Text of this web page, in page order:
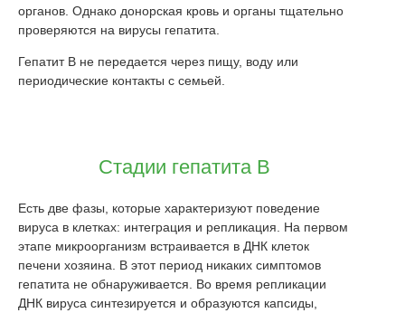
органов. Однако донорская кровь и органы тщательно
проверяются на вирусы гепатита.
Гепатит B не передается через пищу, воду или
периодические контакты с семьей.
Стадии гепатита В
Есть две фазы, которые характеризуют поведение
вируса в клетках: интеграция и репликация. На первом
этапе микроорганизм встраивается в ДНК клеток
печени хозяина. В этот период никаких симптомов
гепатита не обнаруживается. Во время репликации
ДНК вируса синтезируется и образуются капсиды,